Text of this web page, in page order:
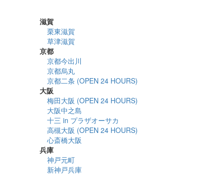
滋賀
栗東滋賀
草津滋賀
京都
京都今出川
京都烏丸
京都二条 (OPEN 24 HOURS)
大阪
梅田大阪 (OPEN 24 HOURS)
大阪中之島
十三 in プラザオーサカ
高槻大阪 (OPEN 24 HOURS)
心斎橋大阪
兵庫
神戸元町
新神戸兵庫